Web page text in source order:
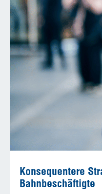
Konsequentere
Bahnbeschäftigte